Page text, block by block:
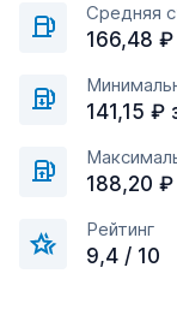
Средняя
166,48
141,15 ₽
188,20 ₽
Рейтинг
9,4 / 10